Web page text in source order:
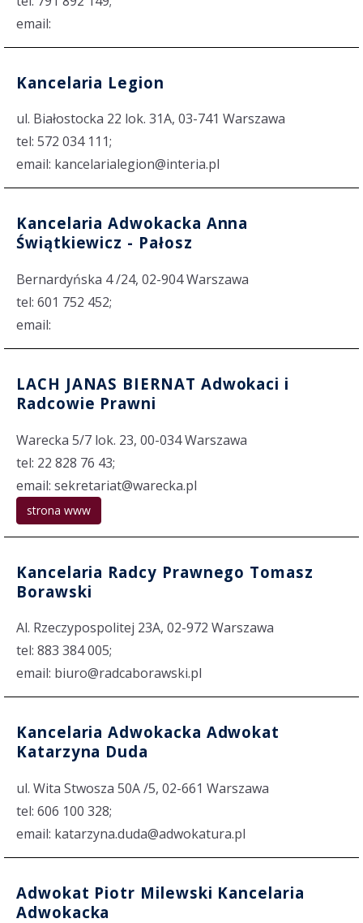
email:
Kancelaria Legion
ul. Białostocka 22 lok. 31A, 03-741 Warszawa
tel: 572 034 111;
email: kancelarialegion@interia.pl
Kancelaria Adwokacka Anna
Świątkiewicz - Pałosz
Bernardyńska 4 /24, 02-904 Warszawa
tel: 601 752 452;
email:
LACH JANAS BIERNAT Adwokaci i
Radcowie Prawni
Warecka 5/7 lok. 23, 00-034 Warszawa
tel: 22 828 76 43;
email: sekretariat@warecka.pl
strona www
Kancelaria Radcy Prawnego Tomasz
Borawski
Al. Rzeczypospolitej 23A, 02-972 Warszawa
tel: 883 384 005;
email: biuro@radcaborawski.pl
Kancelaria Adwokacka Adwokat
Katarzyna Duda
ul. Wita Stwosza 50A /5, 02-661 Warszawa
tel: 606 100 328;
email: katarzyna.duda@adwokatura.pl
Adwokat Piotr Milewski Kancelaria
Adwokacka